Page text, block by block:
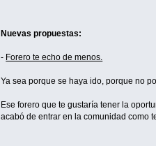
Nuevas propuestas:
- Forero te echo de menos.
Ya sea porque se haya ido, porque no
Ese forero que te gustaría tener la
acabó de entrar en la comunidad como